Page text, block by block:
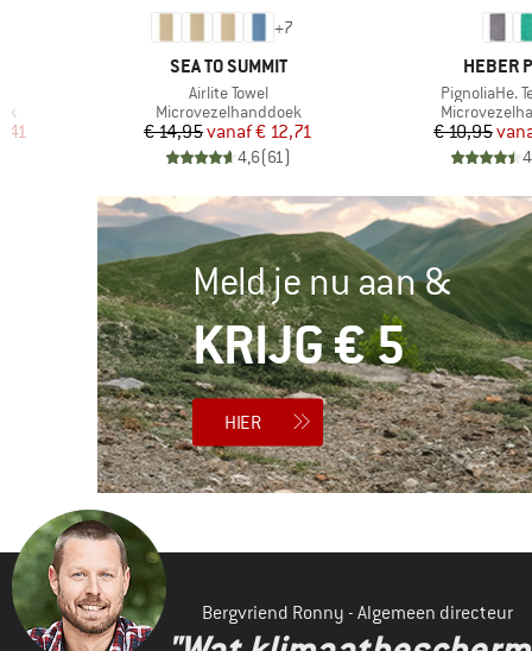
prijs
+7
MERK
SEA TO SUMMIT
Artikel
Airlite Towel
Productgroep
Microvezelhanddoek
Prijs
€ 14,95 Verlaagde prijs
vanaf€ 12,71
4,6(61)
MERK
HEBER
Artikel
PignoliaHe.
€ 10,95
Meld je nu aan &
KRIJG € 5
HIER
Bergvriend Ronny - Algemeen directeur